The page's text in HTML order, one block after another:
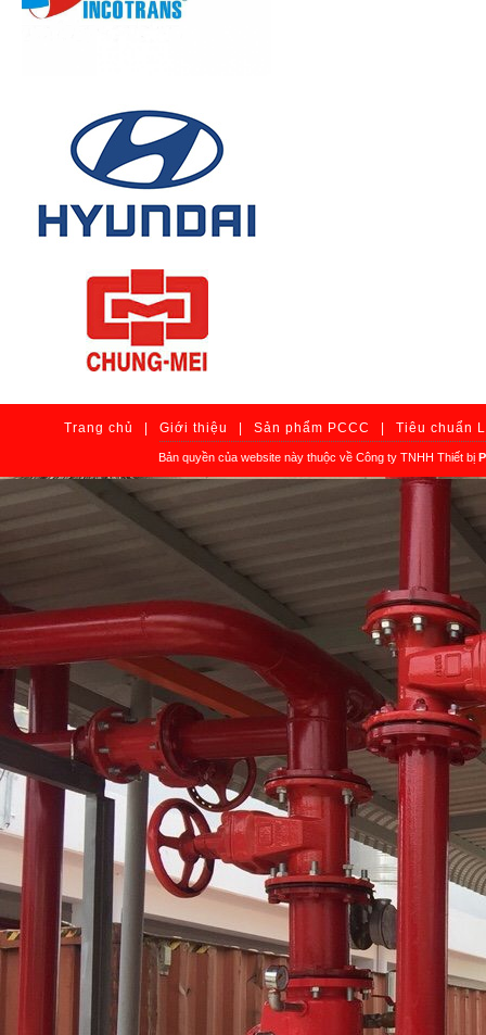
Trang chủ Giới thiệu Sản phẩm PCCC Tiêu chuẩn
Bản quyền của website này thuộc về Công ty TNHH Thiết bị